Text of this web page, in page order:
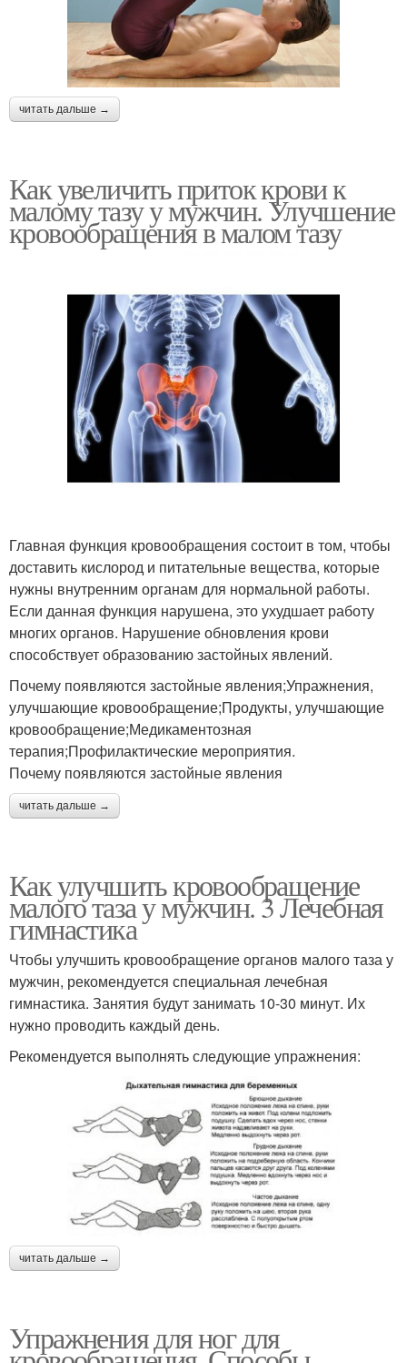
читать дальше →
Как увеличить приток крови к
малому тазу у мужчин. Улучшение
кровообращения в малом тазу
Главная функция кровообращения состоит в том, чтобы
доставить кислород и питательные вещества, которые
нужны внутренним органам для нормальной работы.
Если данная функция нарушена, это ухудшает работу
многих органов. Нарушение обновления крови
способствует образованию застойных явлений.
Почему появляются застойные явления;Упражнения,
улучшающие кровообращение;Продукты, улучшающие
кровообращение;Медикаментозная
терапия;Профилактические мероприятия.
Почему появляются застойные явления
читать дальше →
Как улучшить кровообращение
малого таза у мужчин. 3 Лечебная
гимнастика
Чтобы улучшить кровообращение органов малого таза у
мужчин, рекомендуется специальная лечебная
гимнастика. Занятия будут занимать 10-30 минут. Их
нужно проводить каждый день.
Рекомендуется выполнять следующие упражнения:
читать дальше →
Упражнения для ног для